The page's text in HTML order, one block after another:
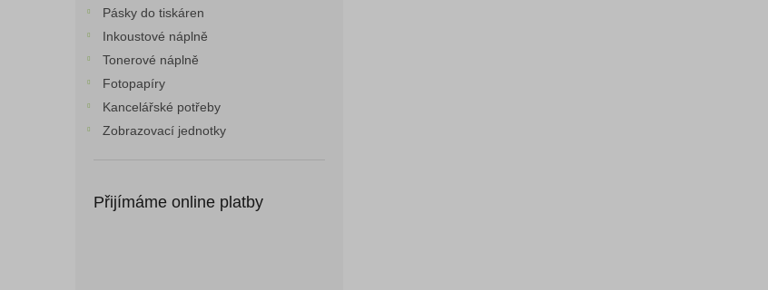
Pásky do tiskáren
Inkoustové náplně
Tonerové náplně
Fotopapíry
Kancelářské potřeby
Zobrazovací jednotky
Přijímáme online platby